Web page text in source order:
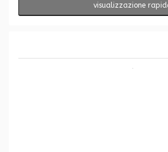
visualizzazione